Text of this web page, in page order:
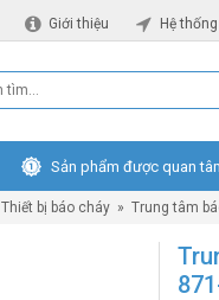
Giới thiệu Hệ
Sản phẩm được quan
Thiết bị báo cháy » Trung tâm